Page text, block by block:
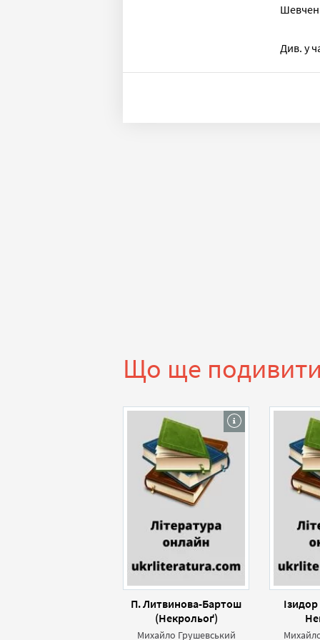
Див. у
Що ще
П. Литвинова-Бартош
(Некрольоґ)
Михайло Грушевський